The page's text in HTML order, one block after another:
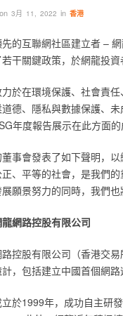
on 3月 11, 2022 in 香港
的互聯網社區建立者 –
干關鍵政策，於網龍投資
於在環境保護、社會責
德、隱私與數據保護、
年度報告展示在此方面的
事會發表了如下聲明，
、平等的社會，是我們
願景努力的同時，我們
網路控股有限公司‎
控股有限公司（香港交
，包括建立中國首個網
於1999年，成功自主研